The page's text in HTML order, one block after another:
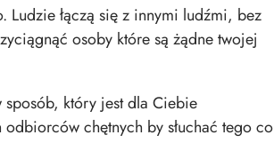
łączą się z innymi ludźmi, bez
osoby które są żądne twojej
sposób, który jest dla Ciebie
chętnych by słuchać tego co